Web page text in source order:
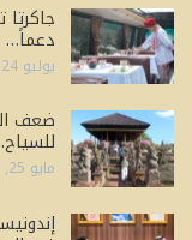
دعماً…
يوليو 24, 2026
ضعف
مايو 25, 2026